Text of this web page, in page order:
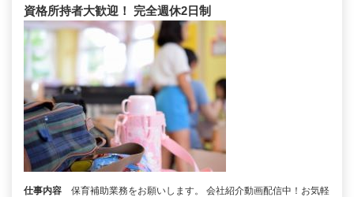
資格所持者大歓迎！ 完全週休2日制
仕事内容
保育補助業務をお願いします。 会社紹介動画配信中！お気軽